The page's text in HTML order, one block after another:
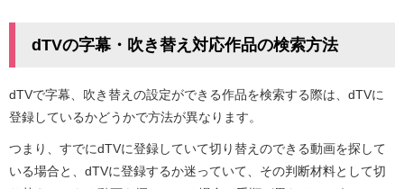
dTVの字幕・吹き替え対応作品の検索方法
dTVで字幕、吹き替えの設定ができる作品を検索する際は、dTVに
登録しているかどうかで方法が異なります。
つまり、すでにdTVに登録していて切り替えのできる動画を探して
いる場合と、dTVに登録するか迷っていて、その判断材料として切